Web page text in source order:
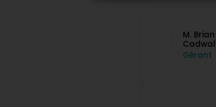
M. Brian
Gérant